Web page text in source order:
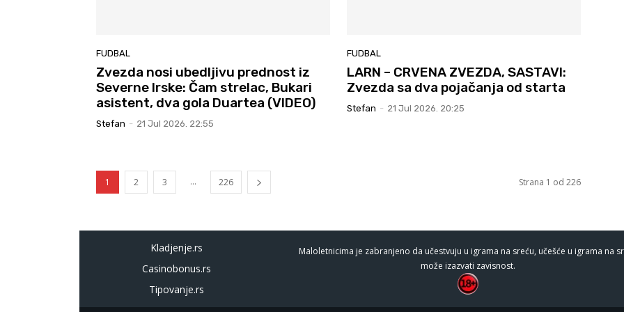
FUDBAL
Zvezda nosi ubedljivu prednost iz
Severne Irske: Čam strelac, Bukari
asistent, dva gola Duartea (VIDEO)
Stefan - 21 Jul 2026. 22:55
FUDBAL
LARN – CRVENA ZVEZDA, SASTAVI:
Zvezda sa dva pojačanja od starta
Stefan - 21 Jul 2026. 20:25
1 2 3 ... 226 Strana 1 od 226
Kladjenje.rs
Casinobonus.rs
Tipovanje.rs
Maloletnicima je zabranjeno da učestvuju u igrama na sreću, učešće u igrama na
može izazvati zavisnost.